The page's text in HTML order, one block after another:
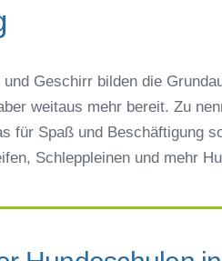
Geschirr bilden die
weitaus mehr bereit. Zu
für Spaß und Beschäftigung
Schleppleinen und mehr